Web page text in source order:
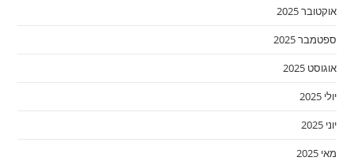
אוקטובר 2025
ספטמבר 2025
אוגוסט 2025
יולי 2025
יוני 2025
מאי 2025